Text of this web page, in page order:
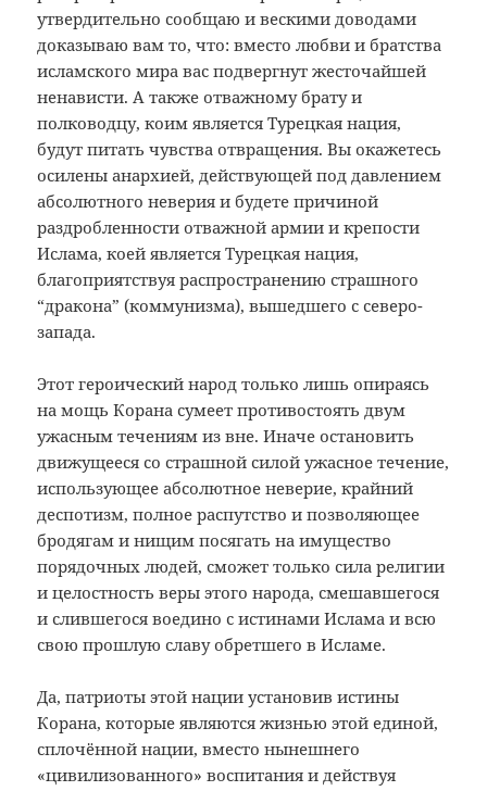
утвердительно сообщаю и вескими доводами
доказываю вам то, что: вместо любви и братства
исламского мира вас подвергнут жесточайшей
ненависти. А также отважному брату и
полководцу, коим является Турецкая нация,
будут питать чувства отвращения. Вы окажетесь
осилены анархией, действующей под давлением
абсолютного неверия и будете причиной
раздробленности отважной армии и крепости
Ислама, коей является Турецкая нация,
благоприятствуя распространению страшного
“дракона” (коммунизма), вышедшего с северо-
запада.
Этот героический народ только лишь опираясь
на мощь Корана сумеет противостоять двум
ужасным течениям из вне. Иначе остановить
движущееся со страшной силой ужасное течение,
использующее абсолютное неверие, крайний
деспотизм, полное распутство и позволяющее
бродягам и нищим посягать на имущество
порядочных людей, сможет только сила религии
и целостность веры этого народа, смешавшегося
и слившегося воедино с истинами Ислама и всю
свою прошлую славу обретшего в Исламе.
Да, патриоты этой нации установив истины
Корана, которые являются жизнью этой единой,
сплочённой нации, вместо нынешнего
«цивилизованного» воспитания и действуя